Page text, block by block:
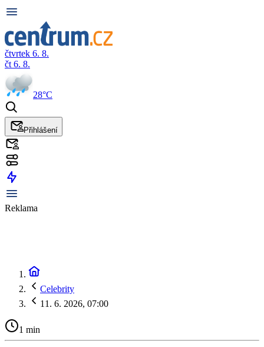
čtvrtek 6. 8.
čt 6. 8.
28°C
Přihlášení
Reklama
Celebrity
11. 6. 2026, 07:00
1 min